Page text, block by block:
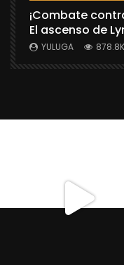
¡Combate
El ascenso de
YULUGA 878.8K